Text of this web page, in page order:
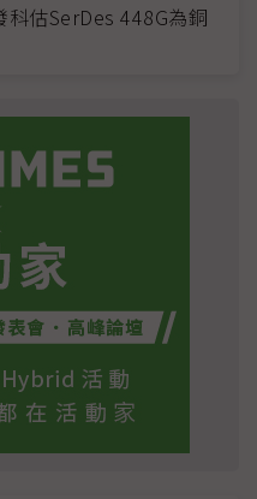
估SerDes 448G為銅